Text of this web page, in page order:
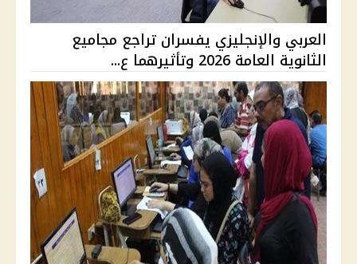
العربي والإنجليزي يفسران تراجع مجاميع
الثانوية العامة 2026 وتأثيرهما ع...